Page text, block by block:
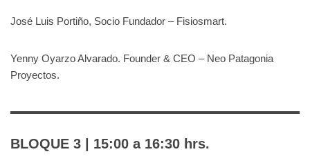
José Luis Portiño, Socio Fundador – Fisiosmart.
Yenny Oyarzo Alvarado. Founder & CEO – Neo Patagonia
Proyectos.
BLOQUE 3 | 15:00 a 16:30 hrs.